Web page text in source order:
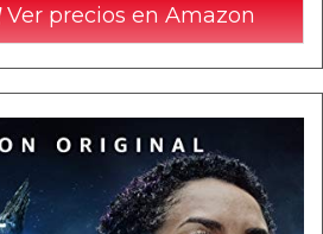
Ver precios en Amazon